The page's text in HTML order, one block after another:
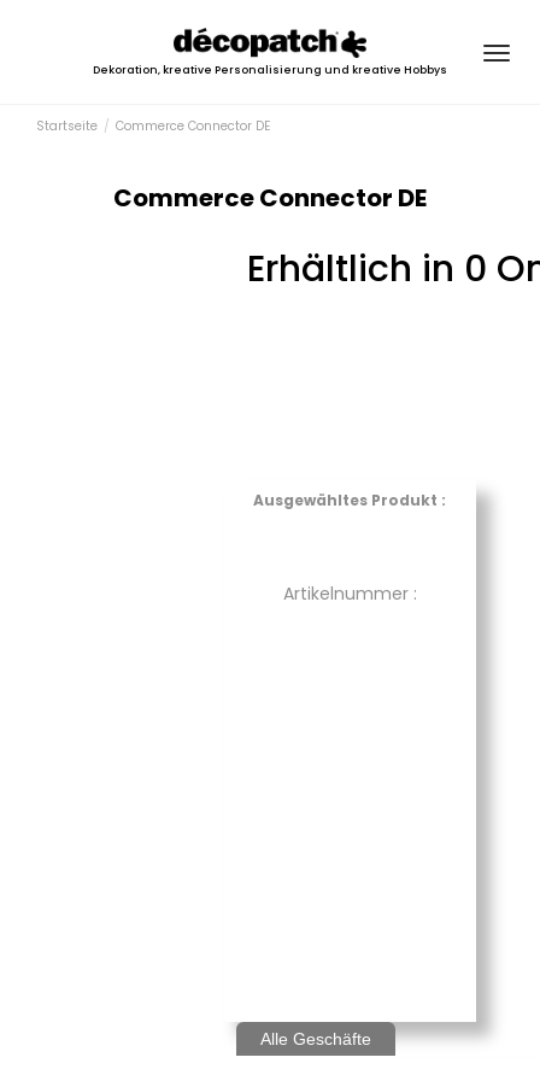
Dekoration, kreative Personalisierung und kreative Hobbys
Startseite Commerce Connector DE
Commerce Connector DE
Erhältlich in 0
Ausgewähltes Produkt :
Artikelnummer :
Alle Geschäfte